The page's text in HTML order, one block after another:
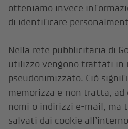
otteniamo invece
di identificare
Nella rete pubblicitaria di
utilizzo vengono trattati in
pseudonimizzato. Ciò
memorizza e non tratta, ad
nomi o indirizzi e-mail,
salvati dai cookie